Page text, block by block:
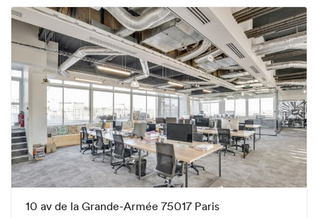
10 av de la Grande-Armée 75017 Paris